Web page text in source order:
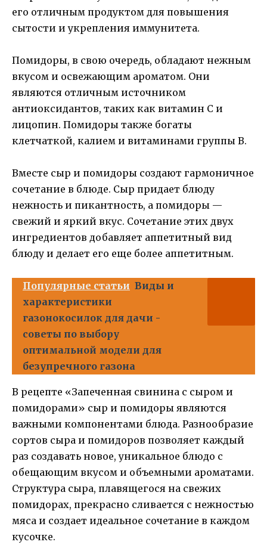
его отличным продуктом для повышения
сытости и укрепления иммунитета.
Помидоры, в свою очередь, обладают нежным
вкусом и освежающим ароматом. Они
являются отличным источником
антиоксидантов, таких как витамин C и
лицопин. Помидоры также богаты
клетчаткой, калием и витаминами группы В.
Вместе сыр и помидоры создают гармоничное
сочетание в блюде. Сыр придает блюду
нежность и пикантность, а помидоры —
свежий и яркий вкус. Сочетание этих двух
ингредиентов добавляет аппетитный вид
блюду и делает его еще более аппетитным.
Популярные статьи Виды и
характеристики
газонокосилок для дачи -
советы по выбору
оптимальной модели для
безупречного газона
В рецепте «Запеченная свинина с сыром и
помидорами» сыр и помидоры являются
важными компонентами блюда. Разнообразие
сортов сыра и помидоров позволяет каждый
раз создавать новое, уникальное блюдо с
обещающим вкусом и объемными ароматами.
Структура сыра, плавящегося на свежих
помидорах, прекрасно сливается с нежностью
мяса и создает идеальное сочетание в каждом
кусочке.